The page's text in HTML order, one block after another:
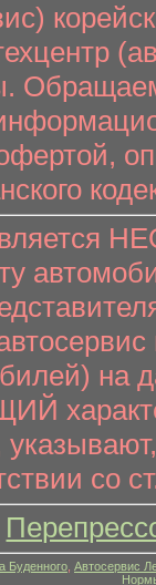
на
со
Буденного Автосервис